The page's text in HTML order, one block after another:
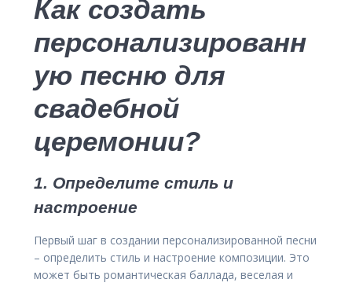
Как создать
персонализированн
ую песню для
свадебной
церемонии?
1. Определите стиль и
настроение
Первый шаг в создании персонализированной песни
– определить стиль и настроение композиции. Это
может быть романтическая баллада, веселая и